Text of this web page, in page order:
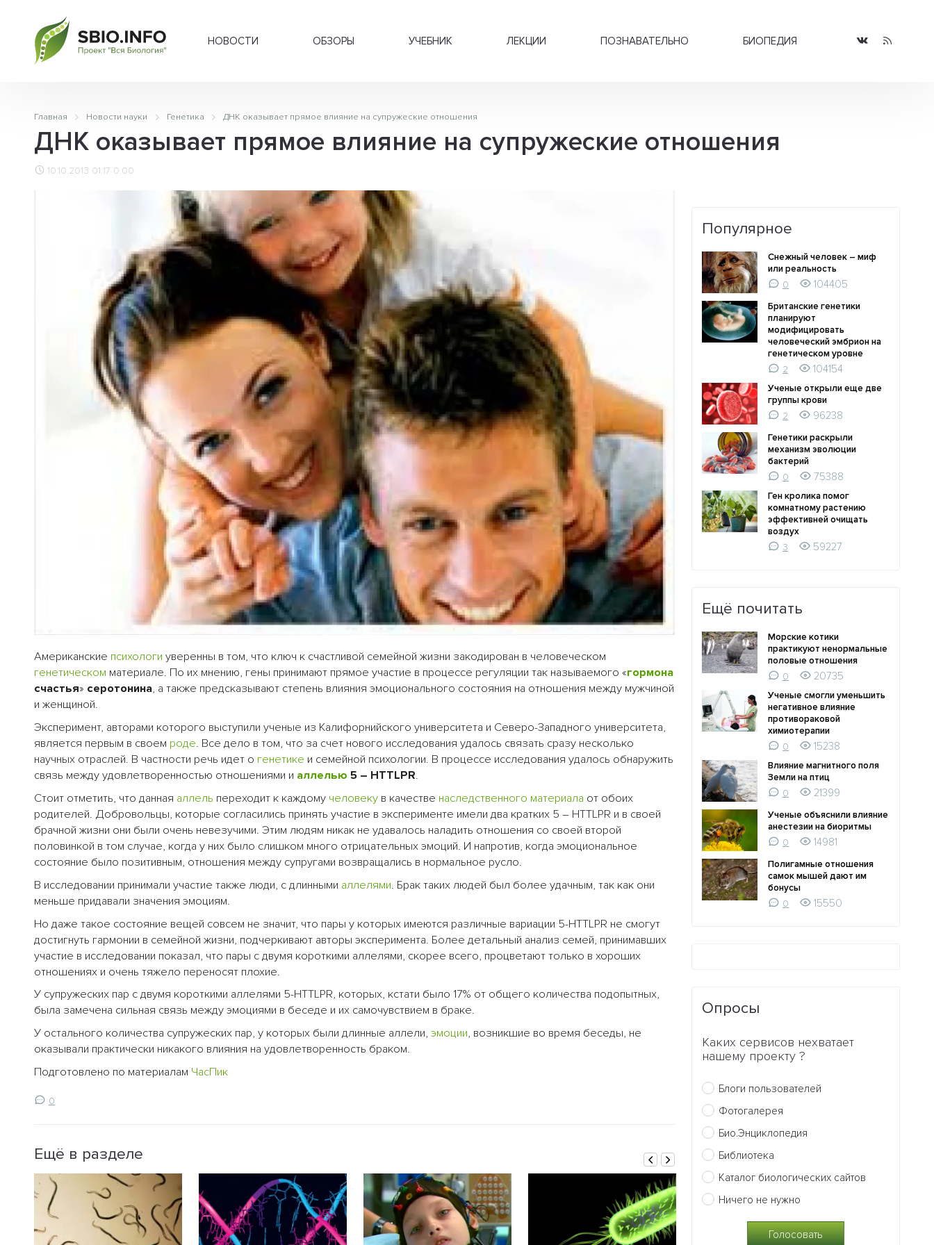
НОВОСТИ ОБЗОРЫ УЧЕБНИК ЛЕКЦИИ ПОЗНАВАТЕЛЬНО БИОПЕДИЯ
Главная Новости науки Генетика ДНК оказывает прямое влияние на супружеские отношения
ДНК оказывает прямое влияние на супружеские отношения
10.10.2013 01:17 0.00
Американские психологи уверенны в том, что ключ к счастливой семейной жизни закодирован в человеческом
генетическом материале. По их мнению, гены принимают прямое участие в процессе регуляции так называемого «гормона
счастья» серотонина, а также предсказывают степень влияния эмоционального состояния на отношения между мужчиной
и женщиной.
Эксперимент, авторами которого выступили ученые из Калифорнийского университета и Северо-Западного университета,
является первым в своем роде. Все дело в том, что за счет нового исследования удалось связать сразу несколько
научных отраслей. В частности речь идет о генетике и семейной психологии. В процессе исследования удалось обнаружить
связь между удовлетворенностью отношениями и аллелью 5 – HTTLPR.
Стоит отметить, что данная аллель переходит к каждому человеку в качестве наследственного материала от обоих
родителей. Добровольцы, которые согласились принять участие в эксперименте имели два кратких 5 – HTTLPR и в своей
брачной жизни они были очень невезучими. Этим людям никак не удавалось наладить отношения со своей второй
половинкой в том случае, когда у них было слишком много отрицательных эмоций. И напротив, когда эмоциональное
состояние было позитивным, отношения между супругами возвращались в нормальное русло.
В исследовании принимали участие также люди, с длинными аллелями. Брак таких людей был более удачным, так как они
меньше придавали значения эмоциям.
Но даже такое состояние вещей совсем не значит, что пары у которых имеются различные вариации 5-HTTLPR не смогут
достигнуть гармонии в семейной жизни, подчеркивают авторы эксперимента. Более детальный анализ семей, принимавших
участие в исследовании показал, что пары с двумя короткими аллелями, скорее всего, процветают только в хороших
отношениях и очень тяжело переносят плохие.
У супружеских пар с двумя короткими аллелями 5-HTTLPR, которых, кстати было 17% от общего количества подопытных,
была замечена сильная связь между эмоциями в беседе и их самочувствием в браке.
У остального количества супружеских пар, у которых были длинные аллели, эмоции, возникшие во время беседы, не
оказывали практически никакого влияния на удовлетворенность браком.
Подготовлено по материалам ЧасПик
0
Ещё в разделе
Популярное
Снежный человек – миф
или реальность
0
104405
Британские генетики
планируют
модифицировать
человеческий эмбрион на
генетическом уровне
2
104154
Ученые открыли еще две
группы крови
2
96238
Генетики раскрыли
механизм эволюции
бактерий
0
75388
Ген кролика помог
комнатному растению
эффективней очищать
воздух
3
59227
Ещё почитать
Морские котики
практикуют ненормальные
половые отношения
0
20735
Ученые смогли уменьшить
негативное влияние
противораковой
химиотерапии
0
15238
Влияние магнитного поля
Земли на птиц
0
21399
Ученые объяснили влияние
анестезии на биоритмы
0
14981
Полигамные отношения
самок мышей дают им
бонусы
0
15550
Опросы
Каких сервисов нехватает
нашему проекту ?
Блоги пользователей
Фотогалерея
Био.Энциклопедия
Библиотека
Каталог биологических сайтов
Ничего не нужно